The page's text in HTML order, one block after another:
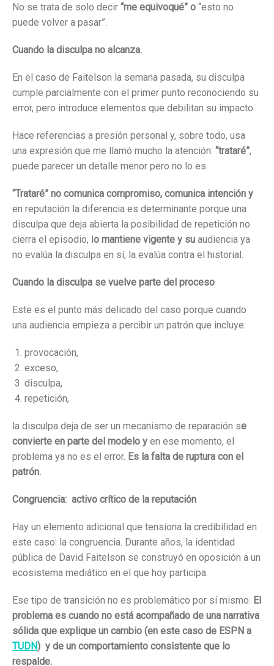
No se trata de solo decir “me equivoqué” o “esto no
puede volver a pasar”.
Cuando la disculpa no alcanza.
En el caso de Faitelson la semana pasada, su disculpa
cumple parcialmente con el primer punto reconociendo su
error, pero introduce elementos que debilitan su impacto.
Hace referencias a presión personal y, sobre todo, usa
una expresión que me llamó mucho la atención: “trataré”,
puede parecer un detalle menor pero no lo es.
“Trataré” no comunica compromiso, comunica intención y
en reputación la diferencia es determinante porque una
disculpa que deja abierta la posibilidad de repetición no
cierra el episodio, lo mantiene vigente y su audiencia ya
no evalúa la disculpa en sí, la evalúa contra el historial.
Cuando la disculpa se vuelve parte del proceso
Este es el punto más delicado del caso porque cuando
una audiencia empieza a percibir un patrón que incluye:
provocación,
exceso,
disculpa,
repetición,
la disculpa deja de ser un mecanismo de reparación se
convierte en parte del modelo y en ese momento, el
problema ya no es el error. Es la falta de ruptura con el
patrón.
Congruencia: activo crítico de la reputación
Hay un elemento adicional que tensiona la credibilidad en
este caso: la congruencia. Durante años, la identidad
pública de David Faitelson se construyó en oposición a un
ecosistema mediático en el que hoy participa.
Ese tipo de transición no es problemático por sí mismo. El
problema es cuando no está acompañado de una narrativa
sólida que explique un cambio (en este caso de ESPN a
TUDN) y de un comportamiento consistente que lo
respalde.